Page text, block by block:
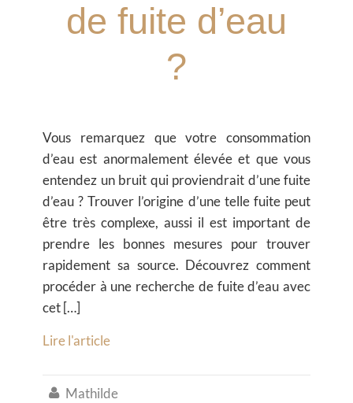
de fuite d’eau
?
Vous remarquez que votre consommation
d’eau est anormalement élevée et que vous
entendez un bruit qui proviendrait d’une fuite
d’eau ? Trouver l’origine d’une telle fuite peut
être très complexe, aussi il est important de
prendre les bonnes mesures pour trouver
rapidement sa source. Découvrez comment
procéder à une recherche de fuite d’eau avec
cet […]
Lire l'article
 Mathilde